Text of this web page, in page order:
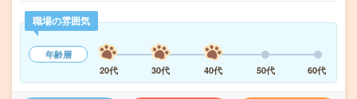
職場の雰囲気
年齢層
20代
30代 40代 50代 60代